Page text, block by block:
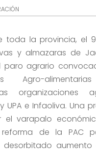
toda la provincia, el
y almazaras de
paro agrario
Agro-
organizaciones
y UPA e Infaoliva. Una
el varapalo
de la PAC
desorbitado aumento